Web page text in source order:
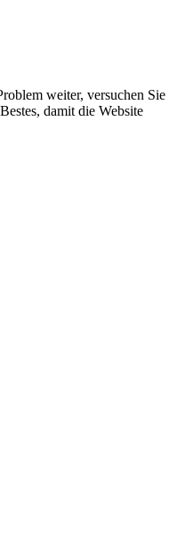
weiter, versuchen Sie
damit die Website